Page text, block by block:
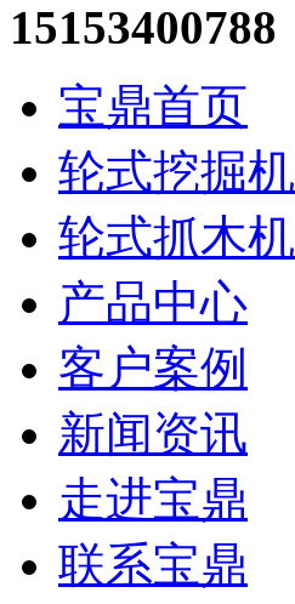
15153400788
宝鼎首页
轮式挖掘机
轮式抓木机
产品中心
客户案例
新闻资讯
走进宝鼎
联系宝鼎